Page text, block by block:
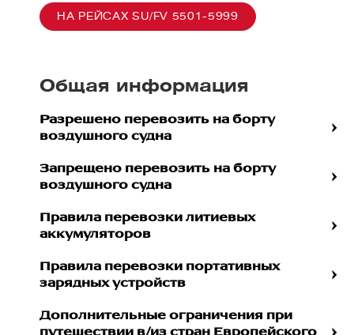
НА РЕЙСАХ SU/FV 5501-5999
Общая информация
Разрешено перевозить на борту
воздушного судна
Запрещено перевозить на борту
воздушного судна
Правила перевозки литиевых
аккумуляторов
Правила перевозки портативных
зарядных устройств
Дополнительные ограничения при
путешествии в/из стран Европейского